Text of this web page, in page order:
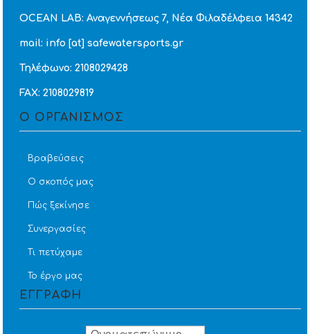
OCEAN LAB: Αναγεννήσεως 7, Νέα Φιλαδέλφεια 14342
mail: info [at] safewatersports.gr
Τηλέφωνο: 2108029428
FAX: 2108029819
Ο ΟΡΓΑΝΙΣΜΟΣ
Βραβεύσεις
Ο σκοπός μας
Πώς ξεκίνησε
Συνεργασίες
Τι πετύχαμε
Το έργο μας
ΕΓΓΡΑΦΗ